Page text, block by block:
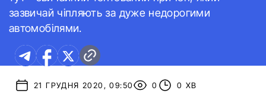
зазвичай чіпляють за дуже недорогими
автомобілями.
21 ГРУДНЯ 2020, 09:50 0 0 ХВ